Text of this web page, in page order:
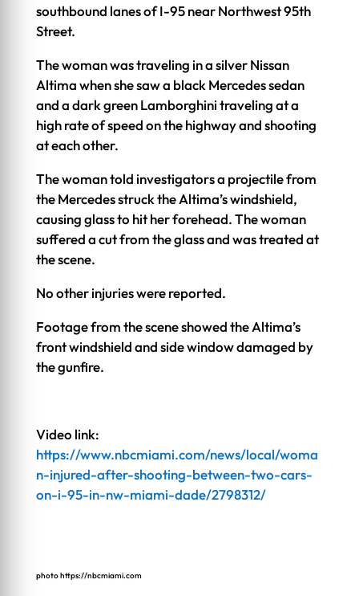
southbound lanes of I-95 near Northwest 95th
Street.
The woman was traveling in a silver Nissan
Altima when she saw a black Mercedes sedan
and a dark green Lamborghini traveling at a
high rate of speed on the highway and shooting
at each other.
The woman told investigators a projectile from
the Mercedes struck the Altima’s windshield,
causing glass to hit her forehead. The woman
suffered a cut from the glass and was treated at
the scene.
No other injuries were reported.
Footage from the scene showed the Altima’s
front windshield and side window damaged by
the gunfire.
Video link:
https://www.nbcmiami.com/news/local/woma
n-injured-after-shooting-between-two-cars-
on-i-95-in-nw-miami-dade/2798312/
photohttps://nbcmiami.com